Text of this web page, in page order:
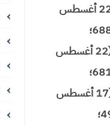
القانون رقم 81.14 الصادر بتنفيذه الظهير الشريف رقم 1.14.146 بتاريخ 25 من شوال 1435 (22 أغسطس
القانون رقم 134.12 الصادر بتنفيذه الظهير الشريف رقم 1.14.142 بتاريخ 25 من شوال 1435 (22 أغسطس
القانون رقم 32.10 الصادر بتنفيذه الظهير الشريف رقم 1.11.147 بتاريخ 16 من رمضان 1432 (17 أغسطس